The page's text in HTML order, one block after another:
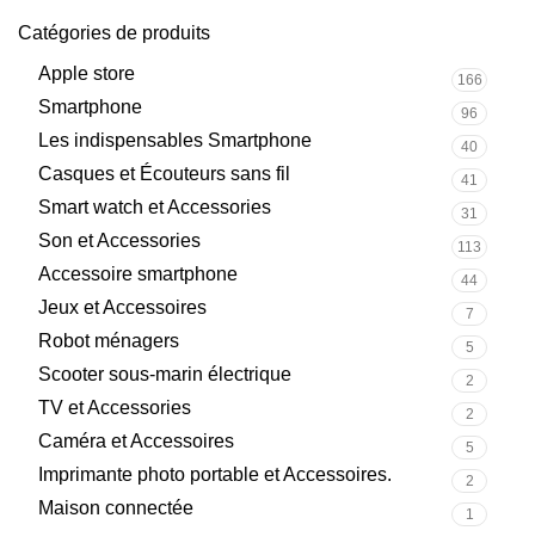
Catégories de produits
Apple store
166
Smartphone 96
Les indispensables Smartphone 40
Casques et Écouteurs sans fil 41
Smart watch et Accessories 31
Son et Accessories 113
Accessoire smartphone 44
Jeux et Accessoires 7
Robot ménagers 5
Scooter sous-marin électrique 2
TV et Accessories 2
Caméra et Accessoires 5
Imprimante photo portable et Accessoires. 2
Maison connectée 1